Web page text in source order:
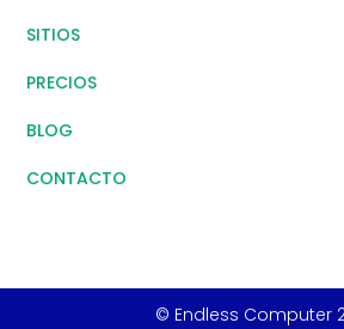
SITIOS
PRECIOS
BLOG
CONTACTO
© Endless Computer